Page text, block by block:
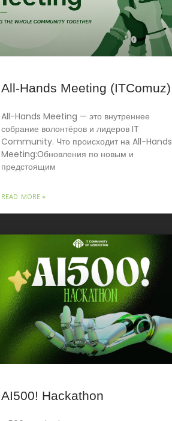
All-Hands Meeting (ITComuz)
All-Hands Meeting — это внутреннее
собрание волонтёров и лидеров IT
Community. Что происходит на All-Hands
Meeting:Обновления по новым и
предстоящим
READ MORE »
AI500! Hackathon